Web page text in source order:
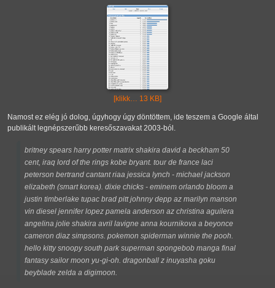
[klikk… 13 KB]
Namost ez elég jó dolog, úgyhogy úgy döntöttem, ide teszem a Google által
publikált legnépszerűbb keresőszavakat 2003-ból.
britney spears harry potter matrix shakira david a beckham 50
cent, iraq lord of the rings kobe bryant. tour de france laci
peterson bertrand cantant riaa jessica lynch - michael jackson
elizabeth (smart korea). dixie chicks - eminem orlando bloom a
justin timberlake tupac brad pitt johnny depp az marilyn manson
vin diesel jennifer lopez pamela anderson az christina aguilera
angelina jolie shakira avril lavigne anna kournikova a beyonce
cameron diaz simpsons. pokemon spiderman winnie the pooh.
hello kitty snoopy south park superman spongebob manga final
fantasy sailor moon yu-gi-oh. dragonball z inuyasha goku
beyblade zelda a digimoon.